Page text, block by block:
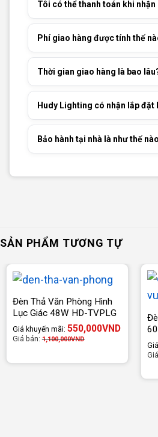
Tôi có thể thanh toán khi
Phí giao hàng được tính thế
Thời gian giao hàng là bao
Hudy Lighting có nhận lắp đặt
Bảo hành tại nhà là như thế
SẢN PHẨM TƯƠNG TỰ
Đèn Thả Văn Phòng Hình
Lục Giác 48W HD-TVPLG
Giá khuyến mãi: 550,000VND
Giá bán:1,100,000VND